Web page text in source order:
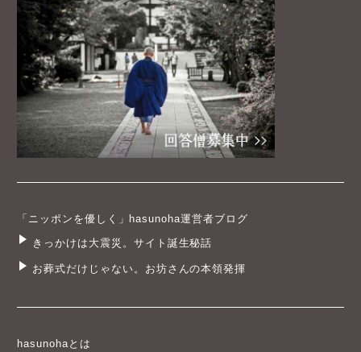
「ニッポンを優しく」hasunoha運営者ブログ
きっかけは大震災。サイト誕生秘話
お葬式だけじゃない。お坊さんの本領発揮
hasunohaとは